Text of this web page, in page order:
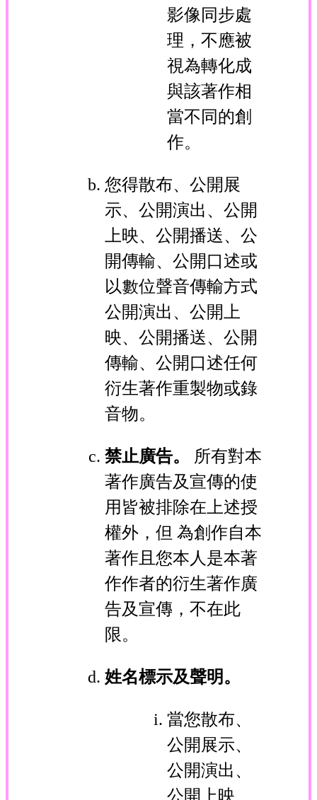
影像同步處
理，不應被
視為轉化成
與該著作相
當不同的創
作。
您得散布、公開展
示、公開演出、公開
上映、公開播送、公
開傳輸、公開口述或
以數位聲音傳輸方式
公開演出、公開上
映、公開播送、公開
傳輸、公開口述任何
衍生著作重製物或錄
音物。
禁止廣告。 所有對本
著作廣告及宣傳的使
用皆被排除在上述授
權外，但 為創作自本
著作且您本人是本著
作作者的衍生著作廣
告及宣傳，不在此
限。
姓名標示及聲明。
當您散布、
公開展示、
公開演出、
公開上映、